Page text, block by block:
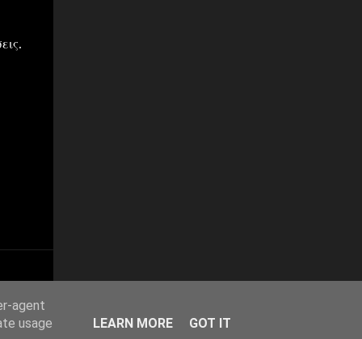
agent
usage
LEARN MORE GOT IT